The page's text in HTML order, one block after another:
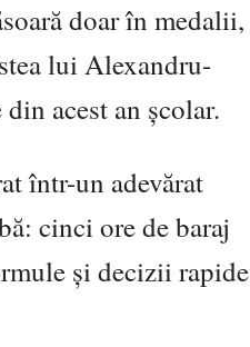
doar în medalii,
luiAlexandru-
acest an școlar.
într-un adevărat
cinci ore de baraj
și decizii rapide